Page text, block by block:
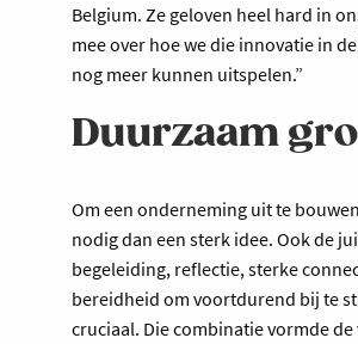
Belgium. Ze geloven heel hard in
mee over hoe we die innovatie in
nog meer kunnen uitspelen.”
Duurzaam
Om een onderneming uit te
nodig dan een sterk idee. Ook de
begeleiding, reflectie, sterke
bereidheid om voortdurend bij te
cruciaal. Die combinatie vormde